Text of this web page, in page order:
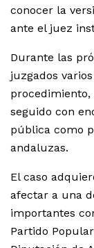
conocer la
ante el juez
Durante las
juzgados
seguido con
pública como
andaluzas.
El caso
afectar a una
importantes
Partido